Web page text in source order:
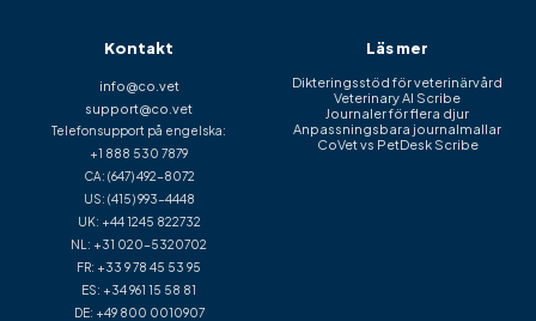
Kontakt
info@co.vet
support@co.vet
Telefonsupport på engelska:
+1 888 530 7879
CA: (647) 492-8072
US: (415) 993-4448
UK: +44 1245 822732
NL: +31 020-5320702
FR: +33 9 78 45 53 95
ES: +34 961 15 58 81
DE: +49 800 0010907
Läs mer
Dikteringsstöd för veterinärvård
Veterinary AI Scribe
Journaler för flera djur
Anpassningsbara journalmallar
CoVet vs PetDesk Scribe